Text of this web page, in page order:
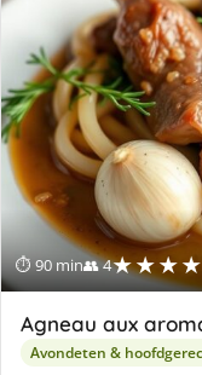
⏱ 90 min👥 4
Agneau aux
Avondeten &